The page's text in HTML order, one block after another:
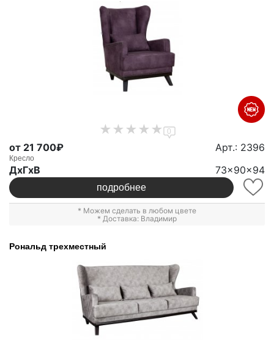
0
от 21 700₽ Арт.: 2396
Кресло
ДxГxВ 73x90x94
подробнее
* Можем сделать в любом цвете
* Доставка: Владимир
Рональд трехместный